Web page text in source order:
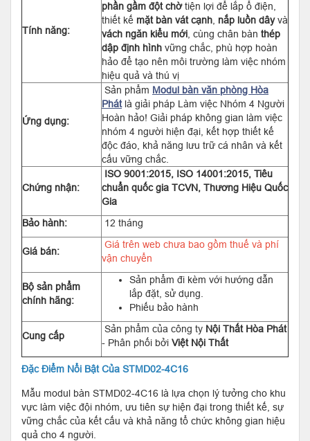
Tính năng:
phần gầm đột chờtiện lợi để lắp ổ điện,
thiết kế mặt bàn vát cạnh nắp luồn dâyvà
vách ngăn kiểu mới , cùng chân bàn thép
dập định hình vững chắc, phù hợp hoàn
hảo để tạo nên môi trường làm việc nhóm
hiệu quả và thú vị
Ứng dụng:
Sản phẩm Modul bàn văn phòng Hòa
Phátlà giải pháp Làm việc Nhóm 4 Người
Hoàn hảo! Giải pháp không gian làm việc
nhóm 4 người hiện đại, kết hợp thiết kế
độc đáo, khả năng lưu trữ cá nhân và kết
cấu vững chắc.
Chứng nhận:
ISO 9001:2015, ISO 14001:2015, Tiêu
chuẩn quốc gia TCVN, Thương Hiệu Quốc
Gia
Bảo hành:
12 tháng
Giá bán:
Giá trên web chưa bao gồm thuế và phí
vận chuyển
Bộ sản phẩm
chính hãng:
Sản phẩm đi kèm với hướng dẫn
lắp đặt, sử dụng.
Phiếu bảo hành
Cung cấp
Sản phẩm của công ty Nội Thất Hòa Phát
- Phân phối bởi Việt Nội Thất
Đặc Điểm Nổi Bật Của STMD02-4C16
Mẫu modul bàn STMD02-4C16 là lựa chọn lý tưởng cho khu
vực làm việc đội nhóm, ưu tiên sự hiện đại trong thiết kế, sự
vững chắc của kết cấu và khả năng tổ chức không gian hiệu
quả cho 4 người.